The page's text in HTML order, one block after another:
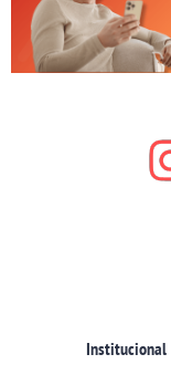
Institucional